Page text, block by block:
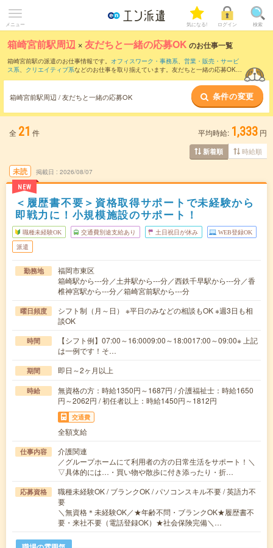
メニュー 気になる! ログイン 検索
箱崎宮前駅周辺 ×友だちと一緒の応募OK のお仕事一覧
箱崎宮前駅の派遣のお仕事情報です。 オフィスワーク・事務系、 営業・販売・サービ
ス系、 クリエイティブ系などのお仕事を取り揃えています。友だちと一緒の応募OKの
箱崎宮前駅周辺 / 友だちと一緒の応募OK 条件の変更
全 21 件 平均時給: 1,333 円
新着順 時給順
未読
NEW
掲載日 2026/08/07
＜履歴書不要＞資格取得サポートで未経験から
即戦力に！小規模施設のサポート！
職種未経験OK 交通費別途支給あり 土日祝日が休み WEB登録OK
派遣
勤務地
福岡市東区
箱崎駅から---分／土井駅から---分／西鉄千早駅から---分／香
椎神宮駅から---分／箱崎宮前駅から---分
曜日頻度
シフト制（月～日） ※平日のみなどの相談もOK ※週3日も相
談OK
時間
【シフト例】07:00～16:0009:00～18:0017:00～09:00※ 上記
は一例です！そ…
期間 即日～2ヶ月以上
時給
無資格の方：時給1350円～1687円 / 介護福祉士：時給1650
円～2062円 / 初任者以上：時給1450円～1812円
交通費
全額支給
仕事内容
介護関連
／グループホームにて利用者の方の日常生活をサポート！＼
▽具体的には…・買い物や散歩に付き添ったり・折…
応募資格
職種未経験OK / ブランクOK / パソコンスキル不要 / 英語力不
要
＼無資格＊未経験OK／★年齢不問・ブランクOK★履歴書不
要・来社不要（電話登録OK）★社会保険完備＼…